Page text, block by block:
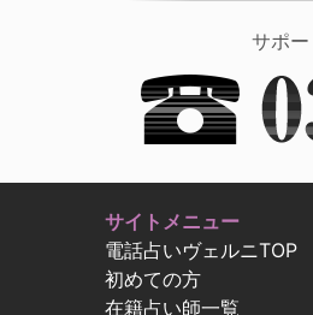
サポ
サイトメニュー
電話占いヴェルニTOP
初めての方
在籍占い師一覧